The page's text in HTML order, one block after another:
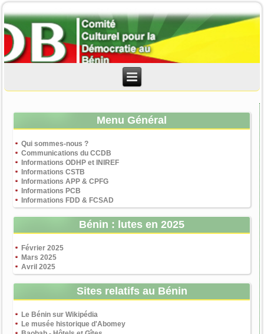
Menu Général
Qui sommes-nous ?
Communications du CCDB
Informations ODHP et INIREF
Informations CSTB
Informations APP & CPFG
Informations PCB
Informations FDD & FCSAD
Bénin : lutes en 2025
Février 2025
Mars 2025
Avril 2025
Sites relatifs au Bénin
Le Bénin sur Wikipédia
Le musée historique d'Abomey